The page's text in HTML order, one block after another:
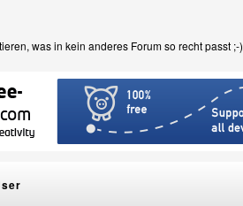
was in kein anderes Forum so recht passt ;-)